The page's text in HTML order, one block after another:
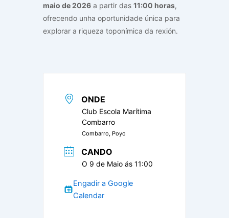
maio de 2026 a partir das 11:00 horas,
ofrecendo unha oportunidade única para
explorar a riqueza toponímica da rexión.
ONDE
Club Escola Marítima
Combarro
Combarro, Poyo
CANDO
O 9 de Maio ás 11:00
Engadir a Google
Calendar